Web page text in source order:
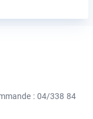
: 04/338 84